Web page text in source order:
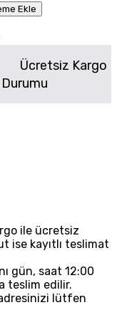
Ekle
Ücretsiz Kargo
ile ücretsiz
ise kayıtlı teslimat
gün, saat 12:00
teslim edilir.
lütfen